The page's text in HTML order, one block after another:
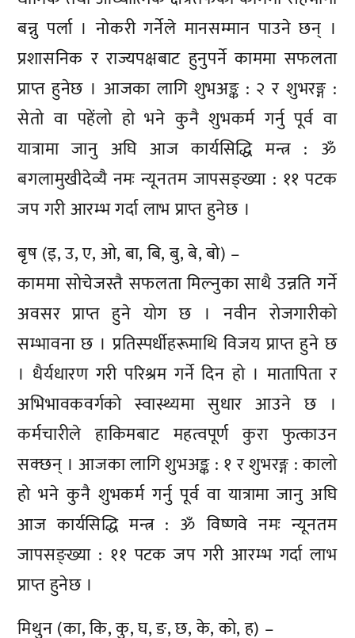
बन्नु पर्ला । नोकरी गर्नेले मानसम्मान पाउने छन् ।
प्रशासनिक र राज्यपक्षबाट हुनुपर्ने काममा सफलता
प्राप्त हुनेछ । आजका लागि शुभअङ्क : २ र शुभरङ्ग :
सेतो वा पहेंलो हो भने कुनै शुभकर्म गर्नु पूर्व वा
यात्रामा जानु अघि आज कार्यसिद्धि मन्त्र : ॐ
बगलामुखीदेव्यै नमः न्यूनतम जापसङ्ख्या : ११ पटक
जप गरी आरम्भ गर्दा लाभ प्राप्त हुनेछ ।
बृष (इ, उ, ए, ओ, बा, बि, बु, बे, बो) –
काममा सोचेजस्तै सफलता मिल्नुका साथै उन्नति गर्ने
अवसर प्राप्त हुने योग छ । नवीन रोजगारीको
सम्भावना छ । प्रतिस्पर्धीहरूमाथि विजय प्राप्त हुने छ
। धैर्यधारण गरी परिश्रम गर्ने दिन हो । मातापिता र
अभिभावकवर्गको स्वास्थ्यमा सुधार आउने छ ।
कर्मचारीले हाकिमबाट महत्वपूर्ण कुरा फुत्काउन
सक्छन् । आजका लागि शुभअङ्क : १ र शुभरङ्ग : कालो
हो भने कुनै शुभकर्म गर्नु पूर्व वा यात्रामा जानु अघि
आज कार्यसिद्धि मन्त्र : ॐ विष्णवे नमः न्यूनतम
जापसङ्ख्या : ११ पटक जप गरी आरम्भ गर्दा लाभ
प्राप्त हुनेछ ।
मिथुन (का, कि, कु, घ, ङ, छ, के, को, ह) –